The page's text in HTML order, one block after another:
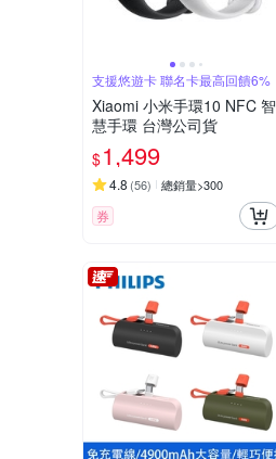
支援悠遊卡 聯名卡最高回饋6%
Xiaomi 小米手環10 NFC 智
慧手環 台灣公司貨
$1,499
4.8 (56) 總銷量>300
券